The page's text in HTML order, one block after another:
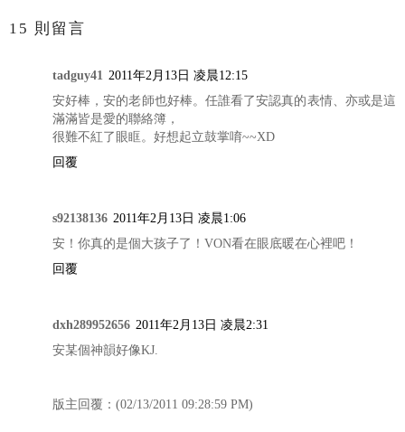
15 則留言
tadguy41 2011年2月13日 凌晨12:15
安好棒，安的老師也好棒。任誰看了安認真的表情、亦或是這
滿滿皆是愛的聯絡簿，
很難不紅了眼眶。好想起立鼓掌唷~~XD
回覆
s92138136 2011年2月13日 凌晨1:06
安！你真的是個大孩子了！VON看在眼底暖在心裡吧！
回覆
dxh289952656 2011年2月13日 凌晨2:31
安某個神韻好像KJ.
版主回覆：(02/13/2011 09:28:59 PM)